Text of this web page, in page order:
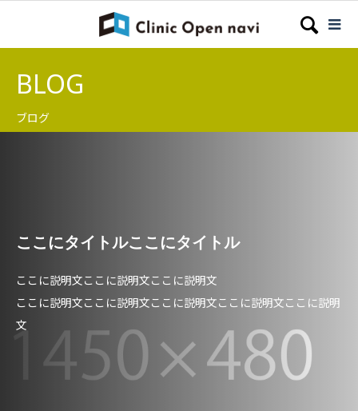
BLOG
ブログ
ここにタイトルここにタイトル
ここに説明文ここに説明文ここに説明文
ここに説明文ここに説明文ここに説明文ここに説明文ここに説明
文